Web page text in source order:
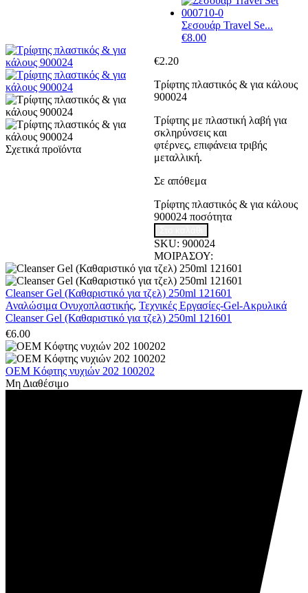
Σεσουάρ Travel Se...
€8.00
€2.20
Τρίφτης πλαστικός & για κάλους
900024
Τρίφτης με πλαστική λαβή για
σκληρύνσεις και
φτέρνες, επιφάνεια τριβής
μεταλλική.
Σε απόθεμα
Τρίφτης πλαστικός & για κάλους
900024 ποσότητα
SKU: 900024
ΜΟΙΡΑΣΟΥ:
Σχετικά προϊόντα
Cleanser Gel (Καθαριστικό για τζελ) 250ml 121601
Αναλώσιμα Ονυχοπλαστικής, Τεχνικές Εργασίες-Gel-Ακρυλικά
Cleanser Gel (Καθαριστικό για τζελ) 250ml 121601
€6.00
OEM Κόφτης νυχιών 202 100202
Μη Διαθέσιμο